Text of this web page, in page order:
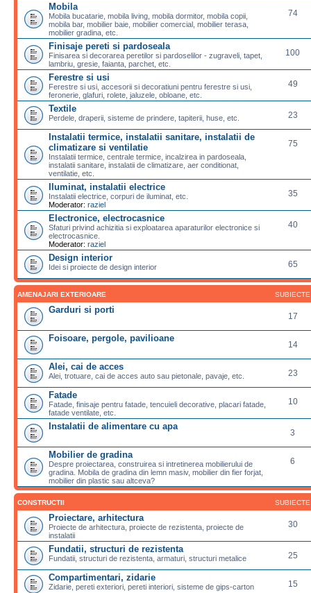
Mobila
Mobila bucatarie, mobila living, mobila dormitor, mobila copii,
mobila bar, mobilier baie, mobilier comercial, mobilier terasa,
mobilier gradina, etc.
74
Finisaje pereti si pardoseala
Finisarea si decorarea peretilor si pardoselilor - zugraveli, tapet,
lambriu, gresie, faianta, parchet, etc.
100
Ferestre si usi
Ferestre si usi, accesorii si decoratiuni pentru ferestre si usi,
feronerie, glafuri, rolete, jaluzele, obloane, etc.
49
Textile
Perdele, draperii, sisteme de prindere, tapiterii, huse, etc. 23
Instalatii termice, instalatii sanitare, instalatii de
climatizare si ventilatie
Instalatii termice, centrale termice, incalzirea in pardoseala,
instalatii sanitare, instalatii de climatizare, aer conditionat,
ventilatie, etc.
75
Iluminat, instalatii electrice
Instalatii electrice, corpuri de iluminat, etc.
Moderator: raziel
35
Electronice, electrocasnice
Sfaturi privind achizitia si exploatarea aparaturilor electronice si
electrocasnice.
Moderator: raziel
40
Design interior
Idei si proiecte de design interior 65
AMENAJARI EXTERIOARE SUBIECTE
Garduri si porti
17
Foisoare, pergole, pavilioane
14
Alei, cai de acces
Alei, trotuare, cai de acces auto sau pietonale, pavaje, etc. 23
Fatade
Fatade, finisaje pentru fatade, tencuieli decorative, placari fatade,
fatade ventilate, etc.
10
Instalatii de alimentare cu apa
3
Mobilier de gradina
Despre proiectarea, construirea si intretinerea mobilierului de
gradina. Mobila de gradina din lemn masiv, mobilier din fier forjat,
mobilier din plastic sau altceva?
6
CONSTRUCTII SUBIECTE
Proiectare, arhitectura
Proiecte de arhitectura, proiecte de rezistenta, proiecte de
instalatii
30
Fundatii, structuri de rezistenta
Fundatii, structuri de rezistenta, armaturi, structuri metalice 25
Compartimentari, zidarie
Zidarie, pereti exteriori, pereti interiori, sisteme de gips-carton 15